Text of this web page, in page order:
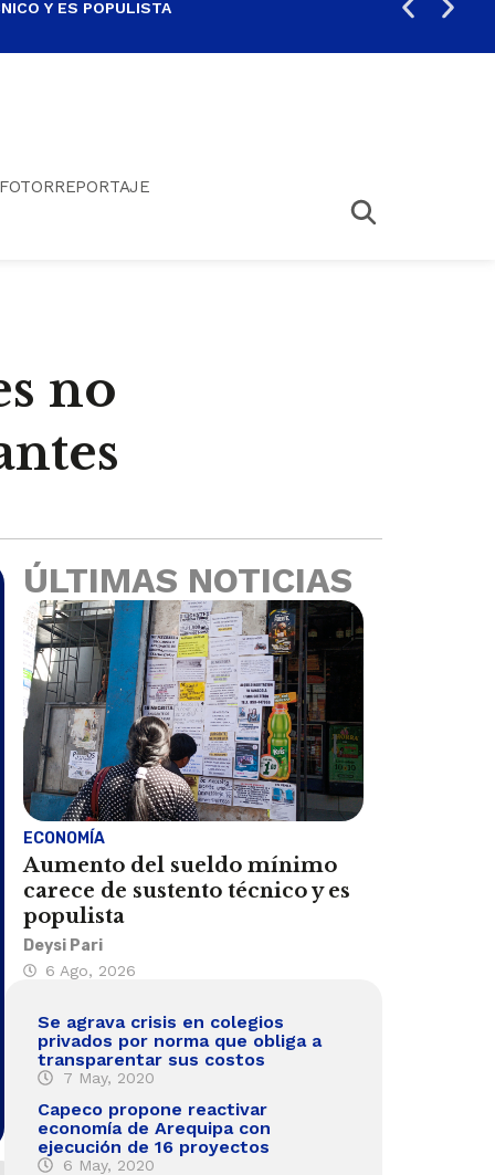
Y ES POPULISTA
FOTORREPORTAJE
no
ÚLTIMAS NOTICIAS
ECONOMÍA
Aumento del sueldo mínimo
carece de sustento técnico y es
populista
Deysi Pari
6 Ago, 2026
Se agrava crisis en colegios
privados por norma que obliga a
transparentar sus costos
7 May, 2020
Capeco propone reactivar
economía de Arequipa con
ejecución de 16 proyectos
6 May, 2020